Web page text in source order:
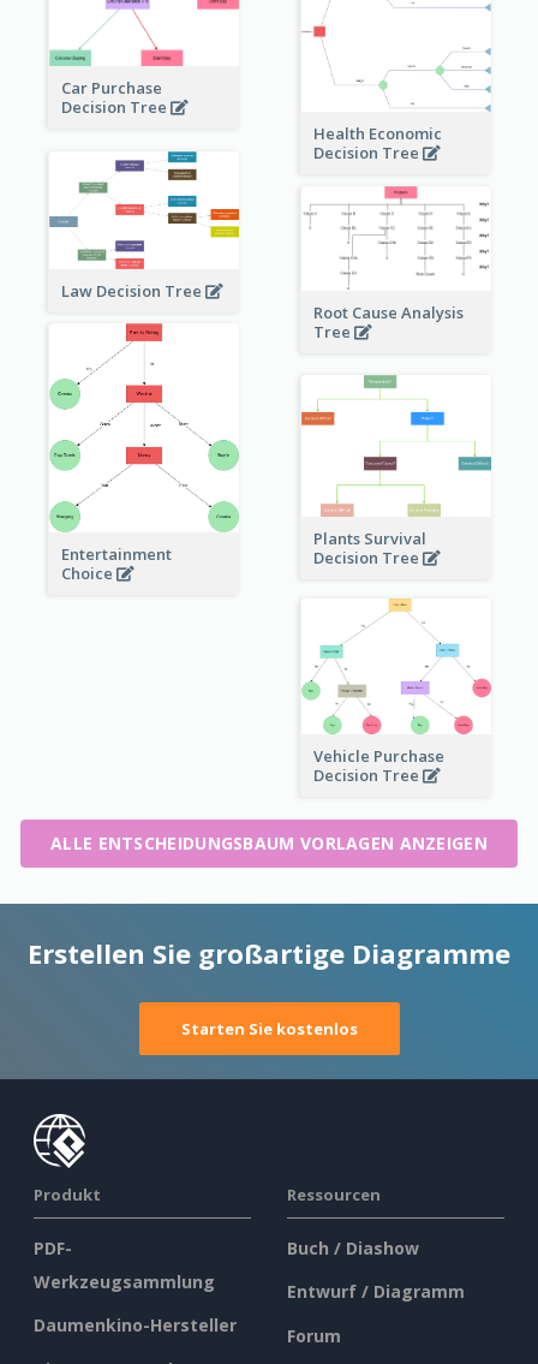
Car Purchase
Decision Tree
Health Economic
Decision Tree
Law Decision Tree
Root Cause Analysis
Tree
Entertainment
Choice
Plants Survival
Decision Tree
Vehicle Purchase
Decision Tree
ALLE ENTSCHEIDUNGSBAUM VORLAGEN ANZEIGEN
Erstellen Sie großartige Diagramme
Starten Sie kostenlos
Produkt
PDF-
Werkzeugsammlung
Daumenkino-Hersteller
Ressourcen
Buch / Diashow
Entwurf / Diagramm
Forum